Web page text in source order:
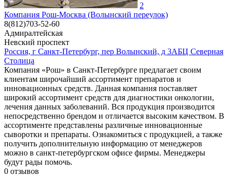
2
Компания Рош-Москва (Волынский переулок)
8(812)703-52-60
Адмиралтейская
Невский проспект
Россия, г Санкт-Петербург, пер Волынский, д 3АБЦ Северная
Столица
Компания «Рош» в Санкт-Петербурге предлагает своим
клиентам широчайший ассортимент препаратов и
инновационных средств. Данная компания поставляет
широкий ассортимент средств для диагностики онкологии,
лечения данных заболеваний. Вся продукция производится
непосредственно брендом и отличается высоким качеством. В
ассортименте представлены различные инновационные
сыворотки и препараты. Ознакомиться с продукцией, а также
получить дополнительную информацию от менеджеров
можно в санкт-петербургском офисе фирмы. Менеджеры
будут рады помочь.
0 отзывов